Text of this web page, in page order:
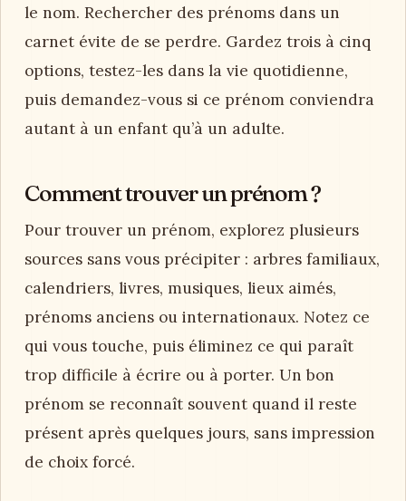
famille, et porteur d’une émotion. Pour un
bébé, je conseille de choisir une courte liste,
puis de la dire à voix haute. Classiques, rares
ou inspirés de la nature, les prénoms les plus
réussis restent ceux que l’enfant pourra
Comment trouver le prénom parfait
Pour trouver le prénom parfait, commencez
par définir vos critères : origine, longueur,
sonorité, signification, initiales et accord avec
le nom. Rechercher des prénoms dans un
carnet évite de se perdre. Gardez trois à cinq
options, testez-les dans la vie quotidienne,
puis demandez-vous si ce prénom conviendra